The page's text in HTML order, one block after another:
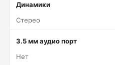
Динамики
Стерео
3.5 мм аудио порт
Нет